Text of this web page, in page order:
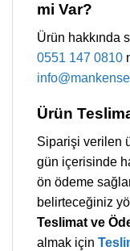
mi Var?
Ürün hakkında
0551 147 0810
Ürün
Siparişi verilen
gün içerisinde
ön ödeme
belirteceğiniz
Teslimat ve
almak için